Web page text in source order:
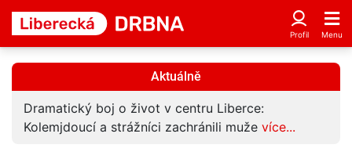
Aktuálně
Dramatický boj o život v centru Liberce:
Kolemjdoucí a strážníci zachránili muže více...